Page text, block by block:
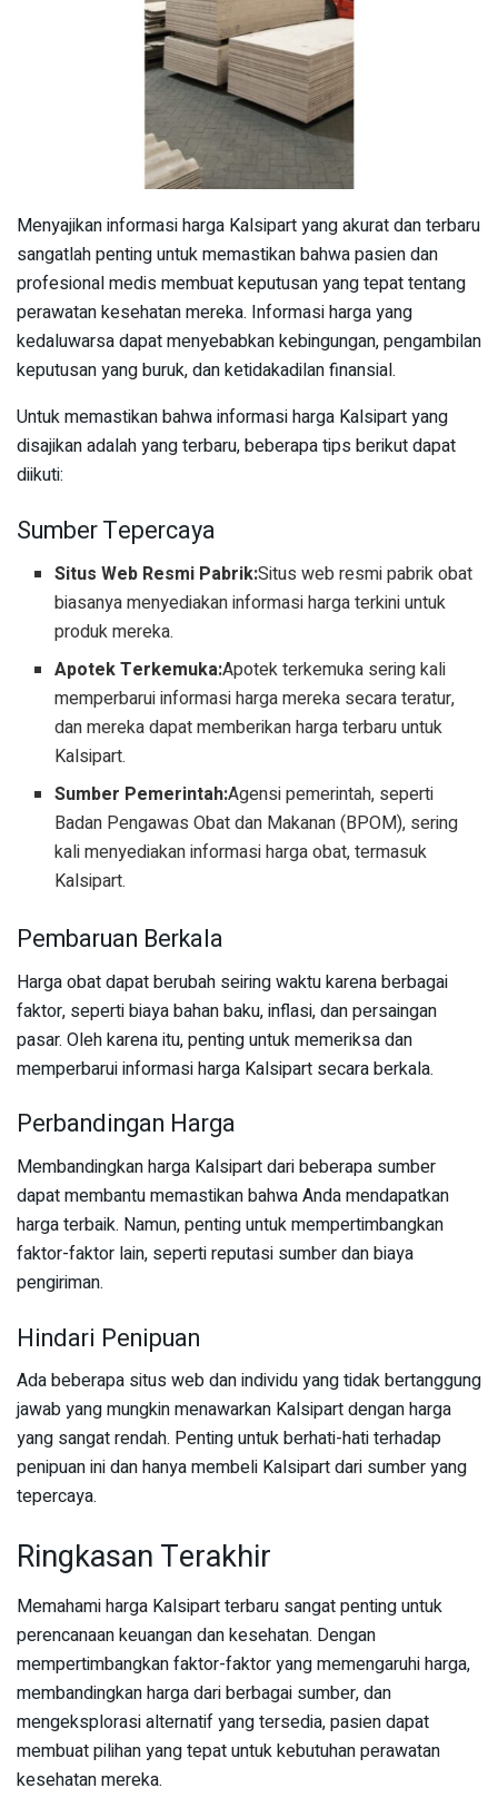
Menyajikan informasi harga Kalsipart yang akurat dan terbaru
sangatlah penting untuk memastikan bahwa pasien dan
profesional medis membuat keputusan yang tepat tentang
perawatan kesehatan mereka. Informasi harga yang
kedaluwarsa dapat menyebabkan kebingungan, pengambilan
keputusan yang buruk, dan ketidakadilan finansial.
Untuk memastikan bahwa informasi harga Kalsipart yang
disajikan adalah yang terbaru, beberapa tips berikut dapat
diikuti:
Sumber Tepercaya
Situs Web Resmi Pabrik:Situs web resmi pabrik obat
biasanya menyediakan informasi harga terkini untuk
produk mereka.
Apotek Terkemuka:Apotek terkemuka sering kali
memperbarui informasi harga mereka secara teratur,
dan mereka dapat memberikan harga terbaru untuk
Kalsipart.
Sumber Pemerintah:Agensi pemerintah, seperti
Badan Pengawas Obat dan Makanan (BPOM), sering
kali menyediakan informasi harga obat, termasuk
Kalsipart.
Pembaruan Berkala
Harga obat dapat berubah seiring waktu karena berbagai
faktor, seperti biaya bahan baku, inflasi, dan persaingan
pasar. Oleh karena itu, penting untuk memeriksa dan
memperbarui informasi harga Kalsipart secara berkala.
Perbandingan Harga
Membandingkan harga Kalsipart dari beberapa sumber
dapat membantu memastikan bahwa Anda mendapatkan
harga terbaik. Namun, penting untuk mempertimbangkan
faktor-faktor lain, seperti reputasi sumber dan biaya
pengiriman.
Hindari Penipuan
Ada beberapa situs web dan individu yang tidak bertanggung
jawab yang mungkin menawarkan Kalsipart dengan harga
yang sangat rendah. Penting untuk berhati-hati terhadap
penipuan ini dan hanya membeli Kalsipart dari sumber yang
tepercaya.
Ringkasan Terakhir
Memahami harga Kalsipart terbaru sangat penting untuk
perencanaan keuangan dan kesehatan. Dengan
mempertimbangkan faktor-faktor yang memengaruhi harga,
membandingkan harga dari berbagai sumber, dan
mengeksplorasi alternatif yang tersedia, pasien dapat
membuat pilihan yang tepat untuk kebutuhan perawatan
kesehatan mereka.